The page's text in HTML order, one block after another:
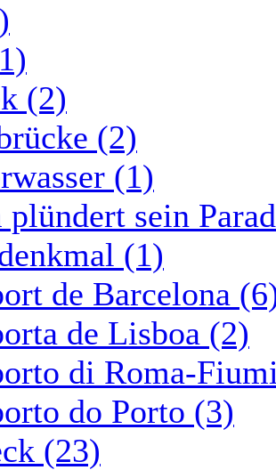
(2)
(2)
(1)
plündert sein
(1)
de Barcelona
de Lisboa (2)
di Roma-
do Porto (3)
(23)